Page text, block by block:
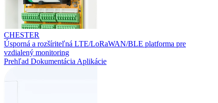
CHESTER
Úsporná a rozšíriteľná LTE/LoRaWAN/BLE platforma pre
vzdialený monitoring
Prehľad Dokumentácia Aplikácie